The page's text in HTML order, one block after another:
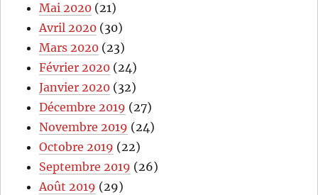
Mai 2020 (21)
Avril 2020 (30)
Mars 2020 (23)
Février 2020 (24)
Janvier 2020 (32)
Décembre 2019 (27)
Novembre 2019 (24)
Octobre 2019 (22)
Septembre 2019 (26)
Août 2019 (29)